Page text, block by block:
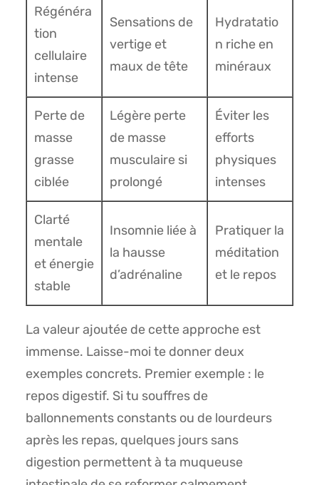
Régénéra
tion
cellulaire
intense
Sensations de
vertige et
maux de tête
Hydratatio
n riche en
minéraux
Perte de
masse
grasse
ciblée
Légère perte
de masse
musculaire si
prolongé
Éviter les
efforts
physiques
intenses
Clarté
mentale
et énergie
stable
Insomnie liée à
la hausse
d’adrénaline
Pratiquer la
méditation
et le repos
La valeur ajoutée de cette approche est
immense. Laisse-moi te donner deux
exemples concrets. Premier exemple : le
repos digestif. Si tu souffres de
ballonnements constants ou de lourdeurs
après les repas, quelques jours sans
digestion permettent à ta muqueuse